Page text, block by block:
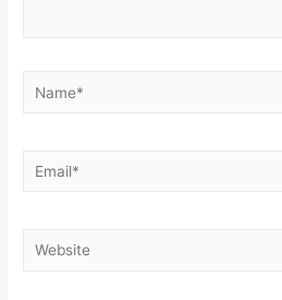
Name*
Email*
Website